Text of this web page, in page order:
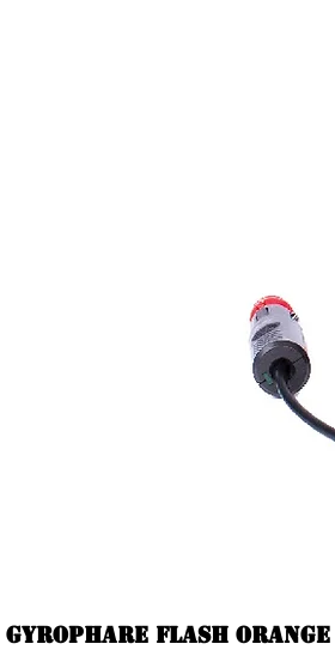
Gyrophare flash orange